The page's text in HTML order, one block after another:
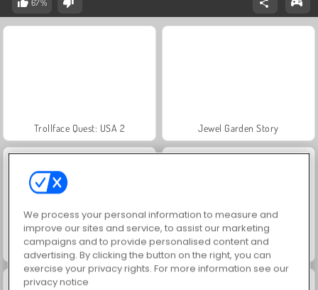
67%
Trollface Quest: USA 2 Jewel Garden Story
Masha and the Bear: Meadows Juice Merge
We process your personal information to measure and
improve our sites and service, to assist our marketing
campaigns and to provide personalised content and
advertising. By clicking the button on the right, you can
exercise your privacy rights. For more information see our
privacy notice